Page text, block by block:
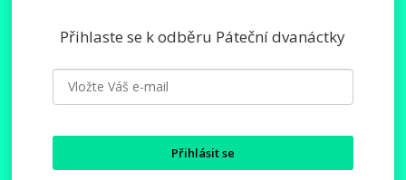
Přihlaste se k odběru Páteční dvanáctky
Přihlásit se